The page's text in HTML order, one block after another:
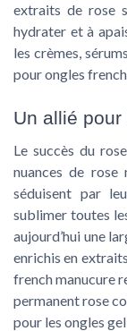
extraits de rose
hydrater et à
les crèmes,
pour ongles
Un allié
Le succès du rose
nuances de rose
séduisent par
sublimer toutes
aujourd’hui une
enrichis en
french manucure
permanent rose
pour les ongles gel